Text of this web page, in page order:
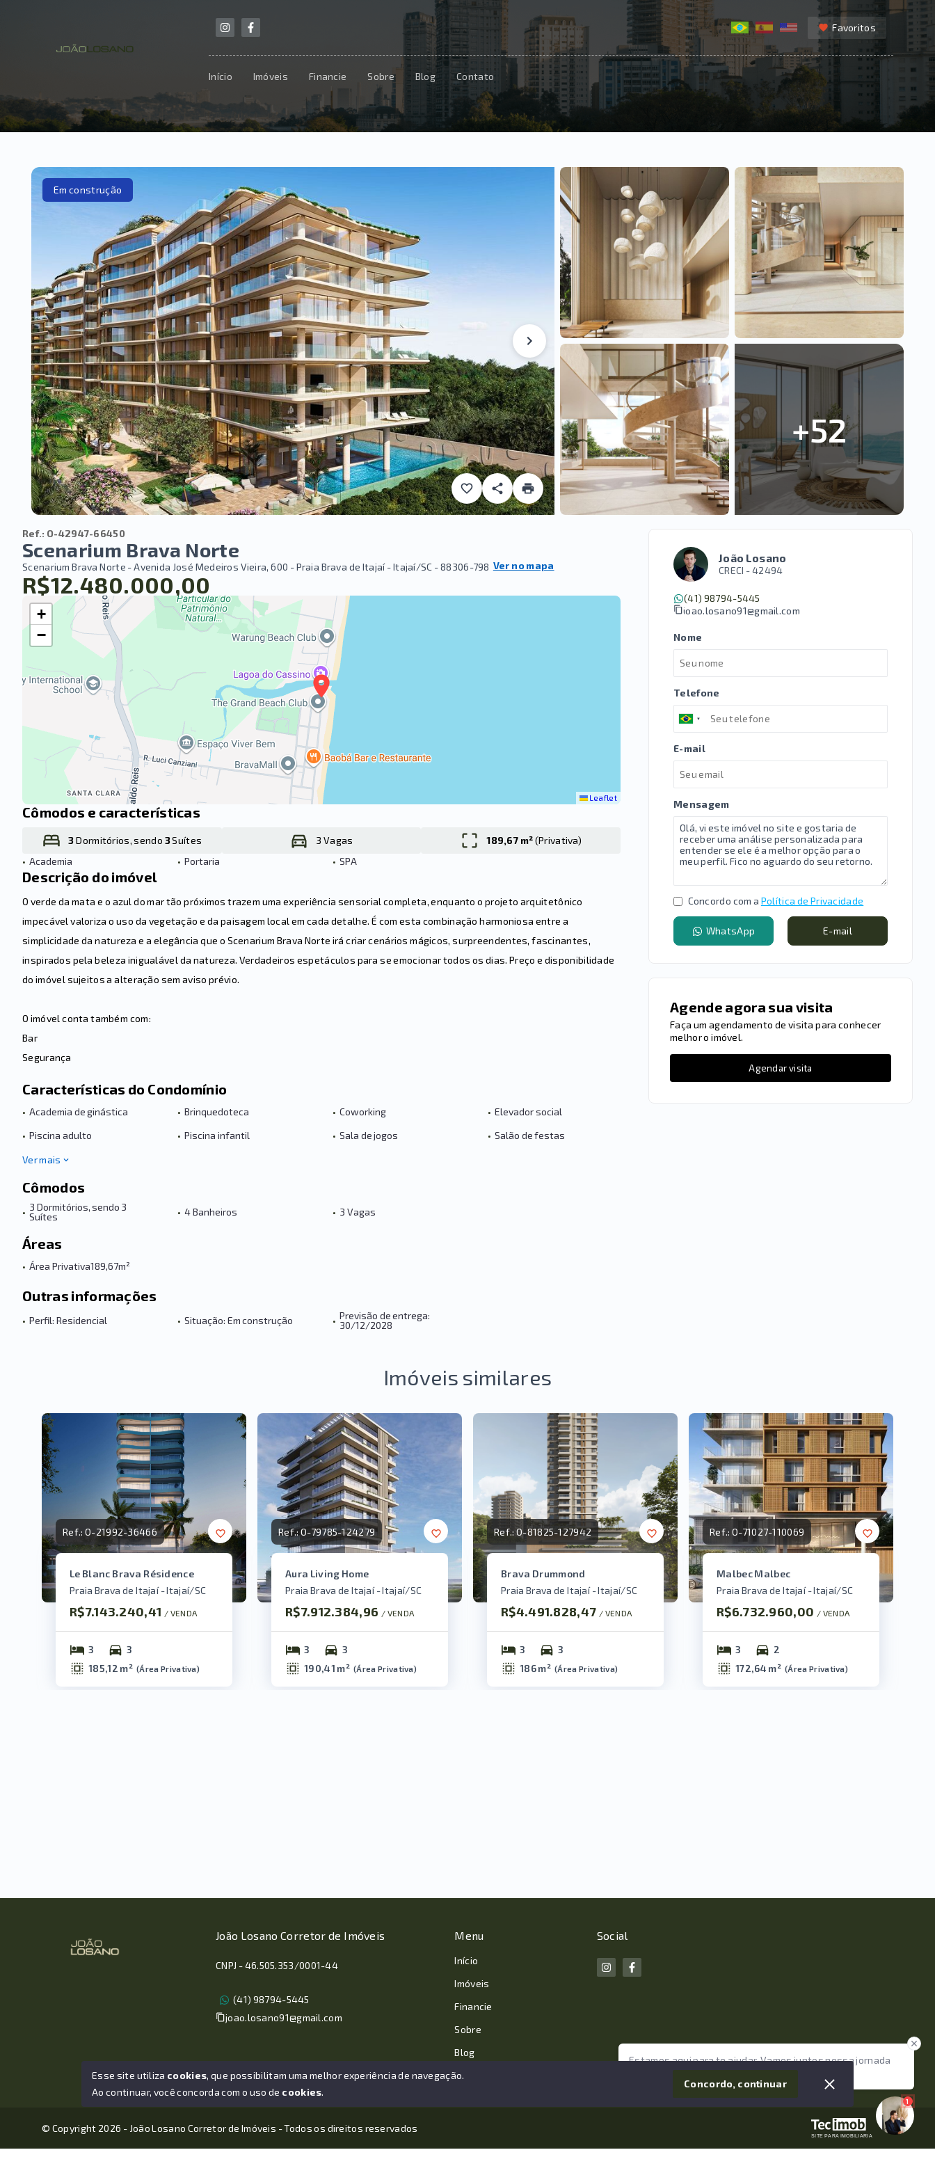
Favoritos
Início Imóveis Financie Sobre Blog Contato
Em construção
+52
Ref.: O-42947-66450
Scenarium Brava Norte
Scenarium Brava Norte -Avenida José Medeiros Vieira, 600 - Praia Brava de Itajaí - Itajaí/SC - 88306-798 Ver no mapa
R$12.480.000,00
+
−
Leaflet
Cômodos e características
3Dormitórios, sendo 3Suítes 3 Vagas 189,67 m²(Privativa)
• Academia • Portaria • SPA
Descrição do imóvel
O verde da mata e o azul do mar tão próximos trazem uma experiência sensorial completa, enquanto o projeto arquitetônico
impecável valoriza o uso da vegetação e da paisagem local em cada detalhe. É com esta combinação harmoniosa entre a
simplicidade da natureza e a elegância que o Scenarium Brava Norte irá criar cenários mágicos, surpreendentes, fascinantes,
inspirados pela beleza inigualável da natureza. Verdadeiros espetáculos para se emocionar todos os dias. Preço e disponibilidade
do imóvel sujeitos a alteração sem aviso prévio.
O imóvel conta também com:
Bar
Segurança
Características do Condomínio
• Academia de ginástica • Brinquedoteca • Coworking • Elevador social
• Piscina adulto • Piscina infantil • Sala de jogos • Salão de festas
Ver mais
Cômodos
• 3 Dormitórios, sendo 3
Suítes
• 4 Banheiros • 3 Vagas
Áreas
• Área Privativa189,67m²
Outras informações
• Perfil: Residencial • Situação: Em construção • Previsão de entrega:
30/12/2028
João Losano
CRECI -42494
(41) 98794-5445
joao.losano91@gmail.com
Nome
Telefone
E-mail
Mensagem
Concordo com a Política de Privacidade
WhatsApp E-mail
Agende agora sua visita
Faça um agendamento de visita para conhecer
melhor o imóvel.
Agendar visita
Imóveis similares
Ref.:O-21992-36466
Le Blanc Brava Résidence
Praia Brava de Itajaí - Itajaí/SC
R$7.143.240,41 / VENDA
3
3
185,12 m² (Área Privativa)
Ref.:O-79785-124279
Aura Living Home
Praia Brava de Itajaí - Itajaí/SC
R$7.912.384,96 / VENDA
3
3
190,41 m² (Área Privativa)
Ref.:O-81825-127942
Brava Drummond
Praia Brava de Itajaí - Itajaí/SC
R$4.491.828,47 / VENDA
3
3
186 m² (Área Privativa)
Ref.:O-71027-110069
Malbec Malbec
Praia Brava de Itajaí - Itajaí/SC
R$6.732.960,00 / VENDA
3
2
172,64 m² (Área Privativa)
Estamos aqui para te ajudar. Vamos juntos nessa jornada
tão importante da sua vida?
1
João Losano Corretor de Imóveis
CNPJ - 46.505.353/0001-44
(41) 98794-5445
joao.losano91@gmail.com
Menu
Início
Imóveis
Financie
Sobre
Blog
Contato
Social
© Copyright 2026 - João Losano Corretor de Imóveis - Todos os direitos reservados
SITE PARA IMOBILIARIA
Esse site utiliza cookies, que possibilitam uma melhor experiência de navegação.
Ao continuar, você concorda com o uso de cookies.
Concordo, continuar